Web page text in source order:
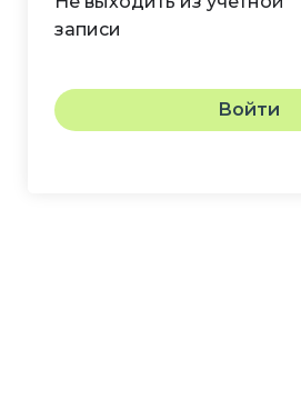
записи
Войти